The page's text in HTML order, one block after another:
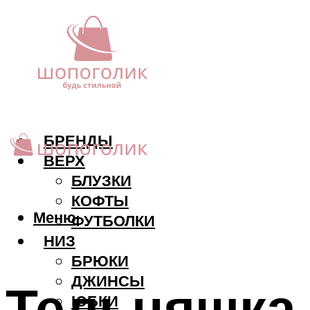
БРЕНДЫ
ВЕРХ
БЛУЗКИ
КОФТЫ
ФУТБОЛКИ
НИЗ
БРЮКИ
ДЖИНСЫ
ЮБКИ
Меню